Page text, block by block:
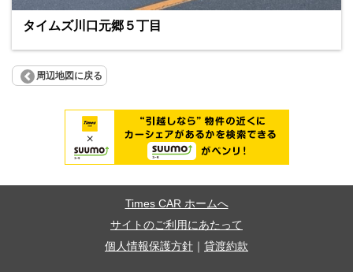
タイムズ川口元郷５丁目
周辺地図に戻る
Times CAR ホームへ
サイトのご利用にあたって
個人情報保護方針
貸渡約款